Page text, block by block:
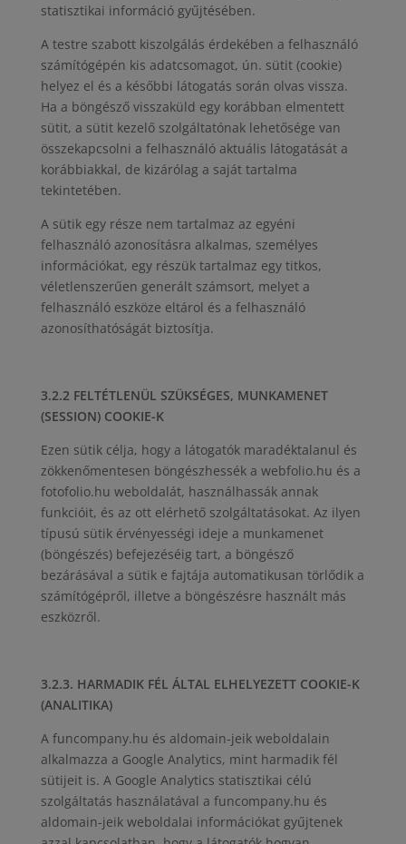
statisztikai információ gyűjtésében.
A testre szabott kiszolgálás érdekében a felhasználó
számítógépén kis adatcsomagot, ún. sütit (cookie)
helyez el és a későbbi látogatás során olvas vissza.
Ha a böngésző visszaküld egy korábban elmentett
sütit, a sütit kezelő szolgáltatónak lehetősége van
összekapcsolni a felhasználó aktuális látogatását a
korábbiakkal, de kizárólag a saját tartalma
tekintetében.
A sütik egy része nem tartalmaz az egyéni
felhasználó azonosításra alkalmas, személyes
információkat, egy részük tartalmaz egy titkos,
véletlenszerűen generált számsort, melyet a
felhasználó eszköze eltárol és a felhasználó
azonosíthatóságát biztosítja.
3.2.2 FELTÉTLENÜL SZÜKSÉGES, MUNKAMENET
(SESSION) COOKIE-K
Ezen sütik célja, hogy a látogatók maradéktalanul és
zökkenőmentesen böngészhessék a webfolio.hu és a
fotofolio.hu weboldalát, használhassák annak
funkcióit, és az ott elérhető szolgáltatásokat. Az ilyen
típusú sütik érvényességi ideje a munkamenet
(böngészés) befejezéséig tart, a böngésző
bezárásával a sütik e fajtája automatikusan törlődik a
számítógépről, illetve a böngészésre használt más
eszközről.
3.2.3. HARMADIK FÉL ÁLTAL ELHELYEZETT COOKIE-K
(ANALITIKA)
A funcompany.hu és aldomain-jeik weboldalain
alkalmazza a Google Analytics, mint harmadik fél
sütijeit is. A Google Analytics statisztikai célú
szolgáltatás használatával a funcompany.hu és
aldomain-jeik weboldalai információkat gyűjtenek